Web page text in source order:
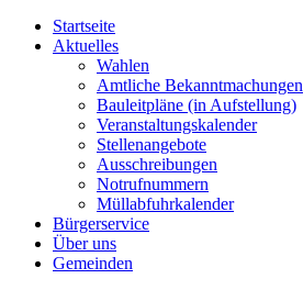
Startseite
Aktuelles
Wahlen
Amtliche Bekanntmachungen
Bauleitpläne (in Aufstellung)
Veranstaltungskalender
Stellenangebote
Ausschreibungen
Notrufnummern
Müllabfuhrkalender
Bürgerservice
Über uns
Gemeinden